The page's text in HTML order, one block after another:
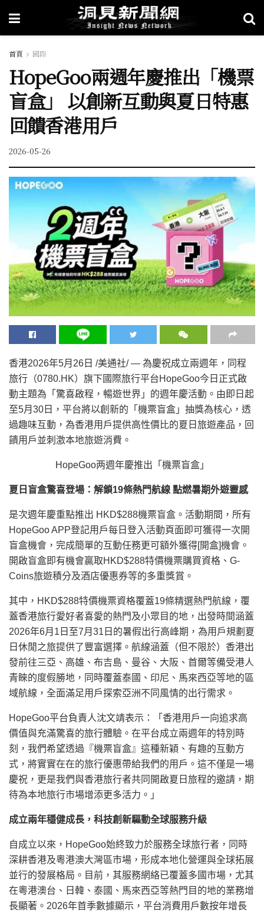
首頁 國際
HopeGoo兩週年慶推出「機票
盲盒」 以創新互動與夏日特惠
回饋香港用戶
2026-05-26
香港2026年5月26日 /美通社/ — 為慶祝成立兩週年，同程
旅行（0780.HK）旗下國際旅行平台HopeGoo今日正式啟
動主題為「驚喜啟程，暢遊世界」的週年慶活動。由即日起
至5月30日，平台將以創新的「機票盲盒」抽獎為核心，透
過趣味互動，為香港用戶提供高性價比的夏日旅遊產品，回
饋用戶並刺激本地旅遊消費。
HopeGoo两週年慶推出「機票盲盒」
夏日盲盒驚喜登場：解鎖19條熱門航線 點燃暑期外遊靈感
是次週年慶重點推出 HKD$288機票盲盒。活動期間，所有
HopeGoo APP登記用戶每日登入活動頁面即可獲得一次開
盲盒機會，完成簡單的互動任務更可額外獲得[開盒]機會。
開啟盲盒即有機會贏取HKD$288特價機票購買資格、G-
Coins旅遊積分及酒店優惠券等的多重獎賞。
其中，HKD$288特價機票資格覆蓋19條精選熱門航線，覆
蓋香港旅行愛好者喜愛的熱門及小眾目的地，出發時間涵蓋
2026年6月1日至7月31日的暑假出行高峰期，為用戶規劃夏
日休閒之旅提供了豐富選擇。航線涵蓋（但不限於）香港出
發前往三亞、高雄、布吉島、曼谷、大阪、首爾等備受港人
青睞的度假勝地，同時覆蓋泰國、印尼、馬來西亞等地的區
域航線，全面滿足用戶探索亞洲不同風情的出行需求。
HopeGoo平台負責人沈文靖表示：「香港用戶一向追求高
價值與充滿驚喜的旅行體驗。在平台成立兩週年的特別時
刻，我們希望透過『機票盲盒』這種新穎、有趣的互動方
式，將實實在在的旅行優惠帶給我們的用戶。這不僅是一場
慶祝，更是我們與香港旅行者共同開啟夏日旅程的邀請，期
待為本地旅行市場增添更多活力。」
成立兩年穩健成長， 科技創新驅動全球服務升級
自成立以來，HopeGoo始終致力於服務全球旅行者，同時
深耕香港及粵港澳大灣區市場，形成本地化營運與全球拓展
並行的發展格局。目前，其服務網絡已覆蓋多國市場，尤其
在粵港澳台、日韓、泰國、馬來西亞等熱門目的地的業務增
長顯著。2026年首季數據顯示，平台消費用戶數按年增長